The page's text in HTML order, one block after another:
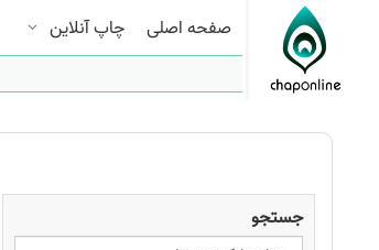
صفحه اصلی چاپ آنلاین
جستجو